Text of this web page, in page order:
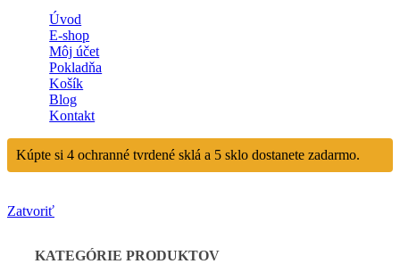
Úvod
E-shop
Môj účet
Pokladňa
Košík
Blog
Kontakt
Kúpte si 4 ochranné tvrdené sklá a 5 sklo dostanete zadarmo.
Zatvoriť
KATEGÓRIE PRODUKTOV